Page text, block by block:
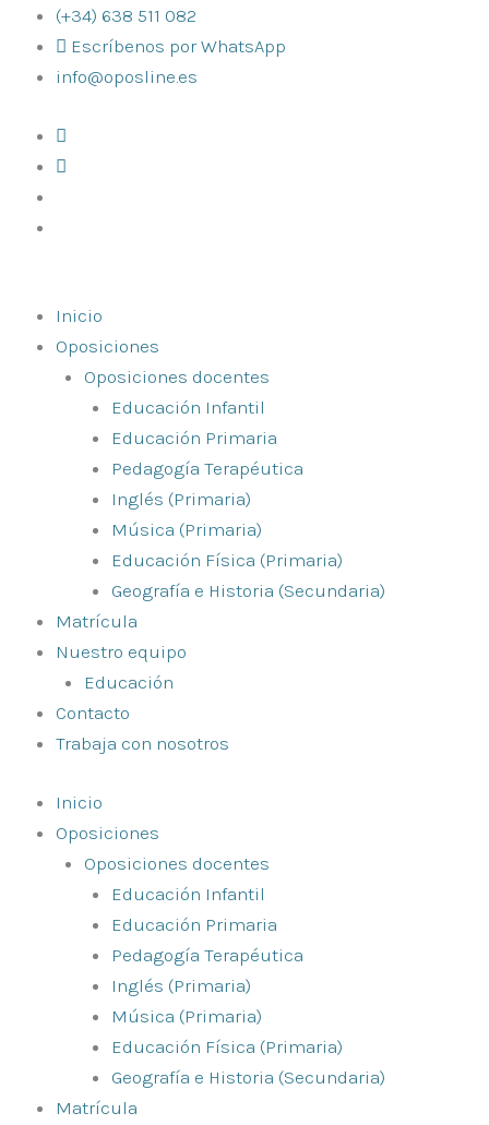
contenido
(+34) 638 511 082
Escríbenos por WhatsApp
info@oposline.es
Inicio
Oposiciones
Oposiciones docentes
Educación Infantil
Educación Primaria
Pedagogía Terapéutica
Inglés (Primaria)
Música (Primaria)
Educación Física (Primaria)
Geografía e Historia (Secundaria)
Matrícula
Nuestro equipo
Educación
Contacto
Trabaja con nosotros
Inicio
Oposiciones
Oposiciones docentes
Educación Infantil
Educación Primaria
Pedagogía Terapéutica
Inglés (Primaria)
Música (Primaria)
Educación Física (Primaria)
Geografía e Historia (Secundaria)
Matrícula